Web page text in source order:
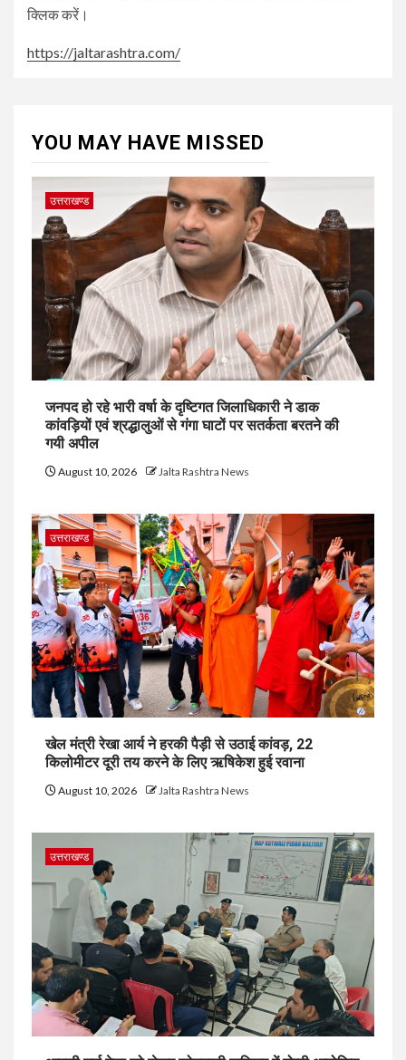
क्लिक करें।
https://jaltarashtra.com/
YOU MAY HAVE MISSED
उत्तराखण्ड
जनपद हो रहे भारी वर्षा के दृष्टिगत जिलाधिकारी ने डाक
कांवड़ियों एवं श्रद्धालुओं से गंगा घाटों पर सतर्कता बरतने की
गयी अपील
August 10, 2026 Jalta Rashtra News
उत्तराखण्ड
खेल मंत्री रेखा आर्य ने हरकी पैड़ी से उठाई कांवड़, 22
किलोमीटर दूरी तय करने के लिए ऋषिकेश हुई रवाना
August 10, 2026 Jalta Rashtra News
उत्तराखण्ड